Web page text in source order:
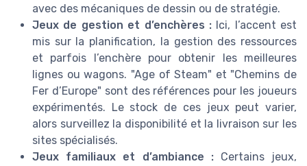
avec des mécaniques de dessin ou de stratégie.
Jeux de gestion et d’enchères :Ici, l’accent est
mis sur la planification, la gestion des ressources
et parfois l’enchère pour obtenir les meilleures
lignes ou wagons. "Age of Steam" et "Chemins de
Fer d’Europe" sont des références pour les joueurs
expérimentés. Le stock de ces jeux peut varier,
alors surveillez la disponibilité et la livraison sur les
sites spécialisés.
Jeux familiaux et d’ambiance :Certains jeux,